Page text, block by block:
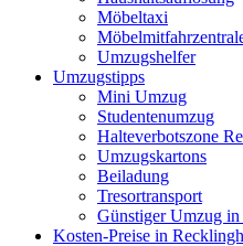
Möbeltaxi
Umzugshelfer
Umzugstipps
Mini Umzug
Studentenumzug
Halteverbotszone
Umzugskartons
Beiladung
Tresortransport
Günstiger Umzug in
Kosten-Preise in